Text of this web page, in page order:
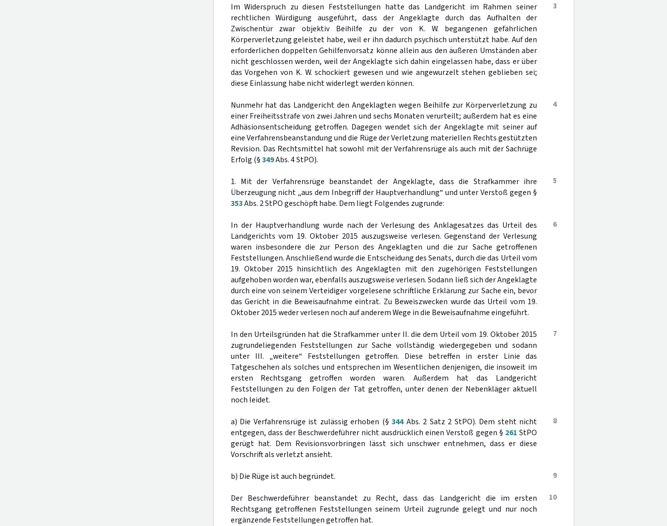
3
Im Widerspruch zu diesen Feststellungen hatte das Landgericht im Rahmen seiner
rechtlichen Würdigung ausgeführt, dass der Angeklagte durch das Aufhalten der
Zwischentür zwar objektiv Beihilfe zu der von K. W. begangenen gefährlichen
Körperverletzung geleistet habe, weil er ihn dadurch psychisch unterstützt habe. Auf den
erforderlichen doppelten Gehilfenvorsatz könne allein aus den äußeren Umständen aber
nicht geschlossen werden, weil der Angeklagte sich dahin eingelassen habe, dass er über
das Vorgehen von K. W. schockiert gewesen und wie angewurzelt stehen geblieben sei;
diese Einlassung habe nicht widerlegt werden können.
4
Nunmehr hat das Landgericht den Angeklagten wegen Beihilfe zur Körperverletzung zu
einer Freiheitsstrafe von zwei Jahren und sechs Monaten verurteilt; außerdem hat es eine
Adhäsionsentscheidung getroffen. Dagegen wendet sich der Angeklagte mit seiner auf
eine Verfahrensbeanstandung und die Rüge der Verletzung materiellen Rechts gestützten
Revision. Das Rechtsmittel hat sowohl mit der Verfahrensrüge als auch mit der Sachrüge
Erfolg (§349Abs. 4 StPO).
5
1. Mit der Verfahrensrüge beanstandet der Angeklagte, dass die Strafkammer ihre
Überzeugung nicht „aus dem Inbegriff der Hauptverhandlung“ und unter Verstoß gegen §
353Abs. 2 StPO geschöpft habe. Dem liegt Folgendes zugrunde:
6
In der Hauptverhandlung wurde nach der Verlesung des Anklagesatzes das Urteil des
Landgerichts vom 19. Oktober 2015 auszugsweise verlesen. Gegenstand der Verlesung
waren insbesondere die zur Person des Angeklagten und die zur Sache getroffenen
Feststellungen. Anschließend wurde die Entscheidung des Senats, durch die das Urteil vom
19. Oktober 2015 hinsichtlich des Angeklagten mit den zugehörigen Feststellungen
aufgehoben worden war, ebenfalls auszugsweise verlesen. Sodann ließ sich der Angeklagte
durch eine von seinem Verteidiger vorgelesene schriftliche Erklärung zur Sache ein, bevor
das Gericht in die Beweisaufnahme eintrat. Zu Beweiszwecken wurde das Urteil vom 19.
Oktober 2015 weder verlesen noch auf anderem Wege in die Beweisaufnahme eingeführt.
7
In den Urteilsgründen hat die Strafkammer unter II. die dem Urteil vom 19. Oktober 2015
zugrundeliegenden Feststellungen zur Sache vollständig wiedergegeben und sodann
unter III. „weitere“ Feststellungen getroffen. Diese betreffen in erster Linie das
Tatgeschehen als solches und entsprechen im Wesentlichen denjenigen, die insoweit im
ersten Rechtsgang getroffen worden waren. Außerdem hat das Landgericht
Feststellungen zu den Folgen der Tat getroffen, unter denen der Nebenkläger aktuell
noch leidet.
8
a) Die Verfahrensrüge ist zulässig erhoben (§ 344Abs. 2 Satz 2 StPO). Dem steht nicht
entgegen, dass der Beschwerdeführer nicht ausdrücklich einen Verstoß gegen § 261 StPO
gerügt hat. Dem Revisionsvorbringen lässt sich unschwer entnehmen, dass er diese
Vorschrift als verletzt ansieht.
9
b) Die Rüge ist auch begründet.
10
Der Beschwerdeführer beanstandet zu Recht, dass das Landgericht die im ersten
Rechtsgang getroffenen Feststellungen seinem Urteil zugrunde gelegt und nur noch
ergänzende Feststellungen getroffen hat.